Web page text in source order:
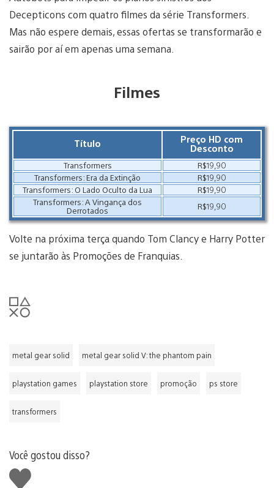
Decepticons com quatro filmes da série Transformers.
Mas não espere demais, essas ofertas se transformarão e
sairão por aí em apenas uma semana.
Filmes
Título Preço HD com
Desconto
Transformers
R$19,90
Transformers: Era da Extinção
R$19,90
Transformers: O Lado Oculto da Lua
R$19,90
Transformers: A Vingança dos
Derrotados
R$19,90
Volte na próxima terça quando Tom Clancy e Harry Potter
se juntarão às Promoções de Franquias.
metal gear solid metal gear solid V: the phantom pain
playstation games playstation store promoção ps store
transformers
Você gostou disso?
Curtir